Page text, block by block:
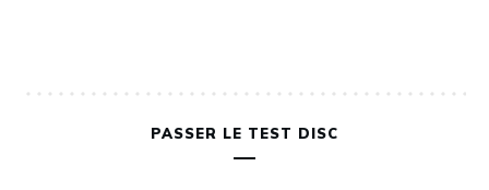
PASSER LE TEST DISC